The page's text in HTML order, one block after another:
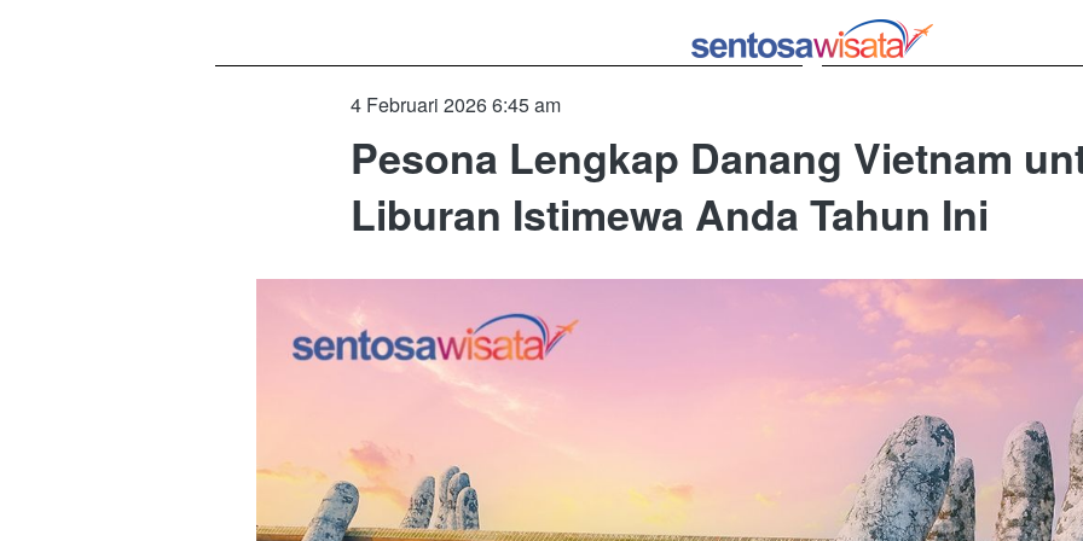
4 Februari 2026 6:45 am
Pesona Lengkap Danang Vietnam
Liburan Istimewa Anda Tahun Ini